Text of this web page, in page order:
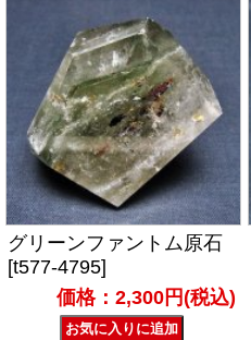
グリーンファントム原石
[t577-4795]
価格：2,300円(税込)